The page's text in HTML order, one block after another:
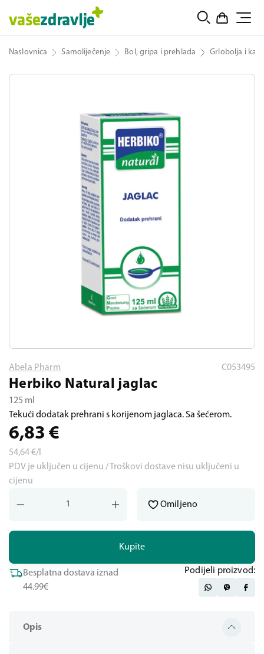
Naslovnica Samoliječenje Bol, gripa i prehlada Grlobolja i
Opis
Abela Pharm C053495
Herbiko Natural jaglac
125 ml
Tekući dodatak prehrani s korijenom jaglaca. Sa šećerom.
6,83 €
54,64€/l
PDV je uključen u cijenu / Troškovi dostave nisu uključeni u
cijenu
Kupite
Omiljeno
Besplatna dostava iznad
44.99€
Podijeli proizvod: